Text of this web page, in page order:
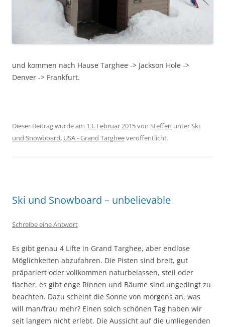
und kommen nach Hause Targhee -> Jackson Hole ->
Denver -> Frankfurt.
Dieser Beitrag wurde am 13. Februar 2015von Steffen unterSki
und Snowboard, USA - Grand Targheeveröffentlicht.
Ski und Snowboard – unbelievable
Schreibe eine Antwort
Es gibt genau 4 Lifte in Grand Targhee, aber endlose
Möglichkeiten abzufahren. Die Pisten sind breit, gut
präpariert oder vollkommen naturbelassen, steil oder
flacher, es gibt enge Rinnen und Bäume sind ungedingt zu
beachten. Dazu scheint die Sonne von morgens an, was
will man/frau mehr? Einen solch schönen Tag haben wir
seit langem nicht erlebt. Die Aussicht auf die umliegenden